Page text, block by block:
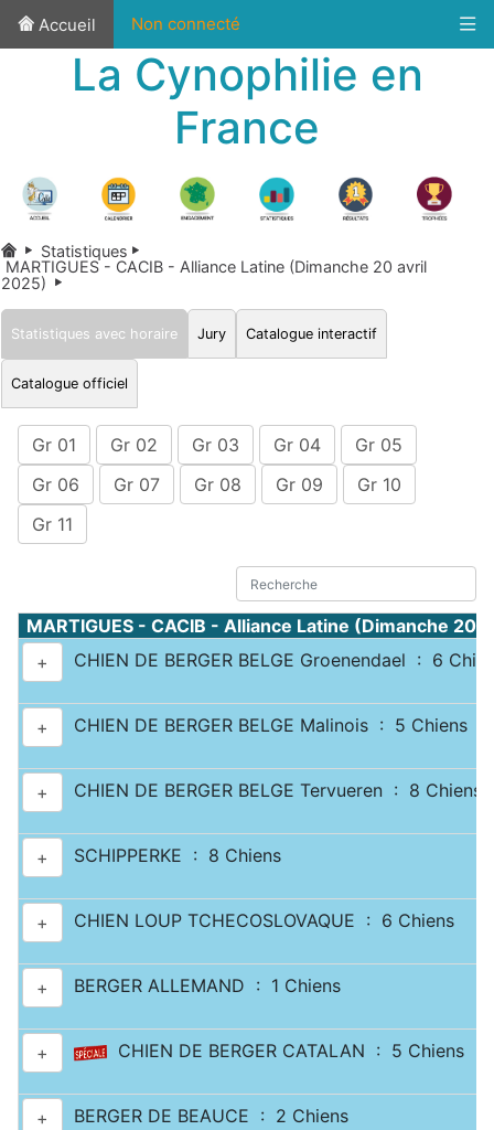
Accueil Non connecté
La Cynophilie en
France
Statistiques
MARTIGUES - CACIB - Alliance Latine (Dimanche 20 avril
2025)
Statistiques avec horaire Jury Catalogue interactif
Catalogue officiel
Gr 01 Gr 02 Gr 03 Gr 04
Gr 05
Gr 06
Gr 07 Gr 08 Gr 09
Gr 10
Gr 11
MARTIGUES - CACIB - Alliance Latine (Dimanche
+
CHIEN DE BERGER BELGE Groenendael : 6
+ CHIEN DE BERGER BELGE Malinois : 5 Chiens
+ CHIEN DE BERGER BELGE Tervueren : 8 Chiens
+ SCHIPPERKE : 8 Chiens
+ CHIEN LOUP TCHECOSLOVAQUE : 6 Chiens
+ BERGER ALLEMAND : 1 Chiens
+ CHIEN DE BERGER CATALAN : 5 Chiens
+ BERGER DE BEAUCE : 2 Chiens